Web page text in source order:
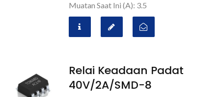
Muatan Saat Ini (A): 3.5
Relai Keadaan Padat
40V/2A/SMD-8